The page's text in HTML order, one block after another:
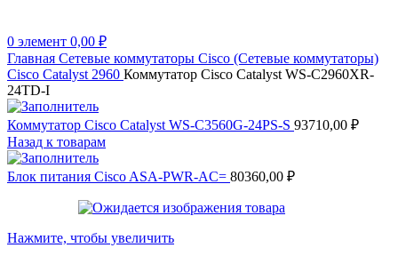
0 элемент 0,00 ₽
Главная Сетевые коммутаторы Cisco (Сетевые коммутаторы)
Cisco Catalyst 2960 Коммутатор Cisco Catalyst WS-C2960XR-
24TD-I
Коммутатор Cisco Catalyst WS-C3560G-24PS-S 93710,00 ₽
Назад к товарам
Блок питания Cisco ASA-PWR-AC= 80360,00 ₽
Нажмите, чтобы увеличить